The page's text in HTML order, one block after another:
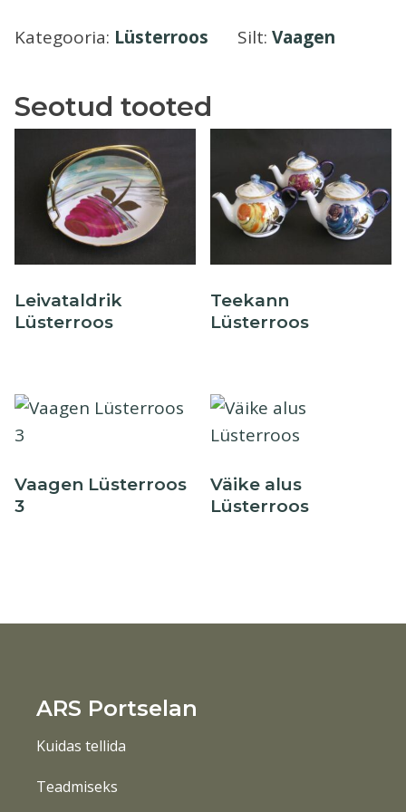
kogus
Kategooria: Lüsterroos Silt: Vaagen
Seotud tooted
Leivataldrik
Lüsterroos
Teekann
Lüsterroos
Vaagen Lüsterroos
3
Väike alus
Lüsterroos
ARS Portselan
Kuidas tellida
Teadmiseks